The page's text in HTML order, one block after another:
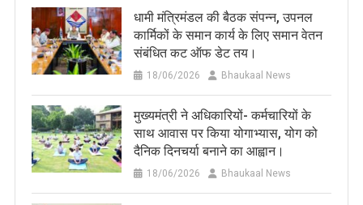
धामी मंत्रिमंडल की बैठक संपन्न, उपनल
कार्मिकों के समान कार्य के लिए समान वेतन
संबंधित कट ऑफ डेट तय।
18/06/2026 Bhaukaal News
मुख्यमंत्री ने अधिकारियों- कर्मचारियों के
साथ आवास पर किया योगाभ्यास, योग को
दैनिक दिनचर्या बनाने का आह्वान।
18/06/2026 Bhaukaal News